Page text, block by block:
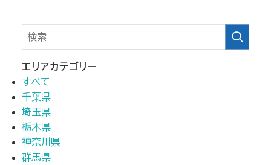
エリアカテゴリー
すべて
千葉県
埼玉県
栃木県
神奈川県
群馬県